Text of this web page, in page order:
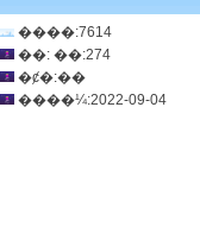
����:7614
��: ��:274
�ȼ�:��
����¼:2022-09-04